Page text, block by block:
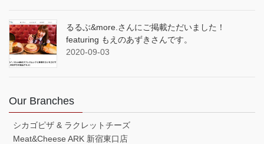
るるぶ&more.さんにご掲載ただいました！
featuring もえのあずきさんです。
2020-09-03
Our Branches
シカゴピザ & ラクレットチーズ
Meat&Cheese ARK 新宿東口店